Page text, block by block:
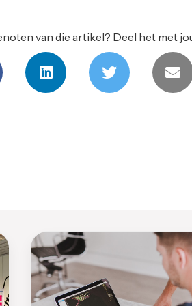
van die artikel? Deel het met